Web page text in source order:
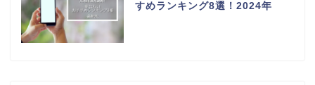
すめランキング8選！2024年